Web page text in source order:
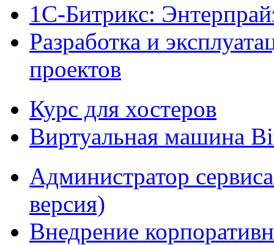
1С-Битрикс:
Разработка и
проектов
Курс для хостеров
Виртуальная машина
Администратор
версия)
Внедрение